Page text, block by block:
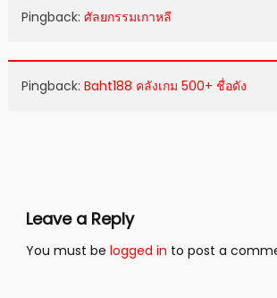
Pingback: ศัลยกรรมเกาหลี
Pingback: Baht188 คลังเกม 500+ ชื่อดัง
Leave a Reply
You must be logged in to post a